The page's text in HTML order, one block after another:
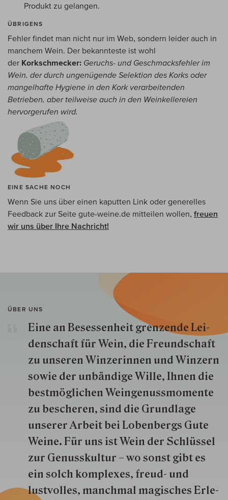
Produkt zu gelangen.
ÜBRIGENS
Fehler findet man nicht nur im Web, sondern leider auch in
manchem Wein. Der bekannteste ist wohl
der Korkschmecker: Geruchs- und Geschmacksfehler im
Wein, der durch ungenügende Selektion des Korks oder
mangelhafte Hygiene in den Kork verarbeitenden
Betrieben, aber teilweise auch in den Weinkellereien
hervorgerufen wird.
EINE SACHE NOCH
Wenn Sie uns über einen kaputten Link oder generelles
Feedback zur Seite gute-weine.de mitteilen wollen, freuen
wir uns über Ihre Nachricht!
ÜBER UNS
Eine an Besessenheit gren­zende Lei­
den­schaft für Wein, die Freund­schaft
zu unseren Win­zer­innen und Win­zern
so­wie der un­bän­dige Wille, Ihnen die
best­mög­lich­en Wein­genuss­momente
zu besche­ren, sind die Grund­lage
unserer Arbeit bei Lobenbergs Gute
Weine. Für uns ist Wein der Schlüs­sel
zur Genuss­kultur – wo sonst gibt es
ein solch kom­plexes, freud- und
lustvolles, manchmal ma­gisch­es Er­le­